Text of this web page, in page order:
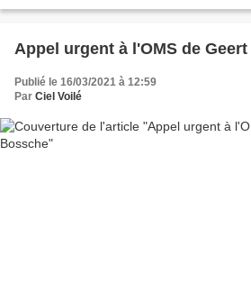
Appel urgent à l'OMS de
Publié le 16/03/2021 à 12:59
Par Ciel Voilé